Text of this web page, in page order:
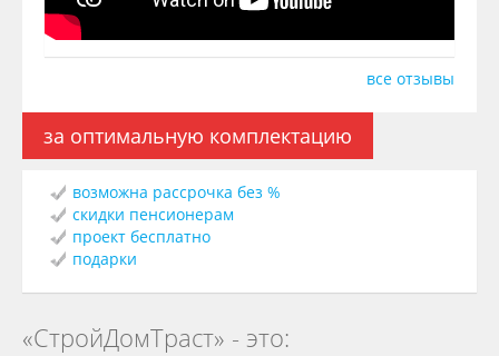
все отзывы
за оптимальную комплектацию
возможна рассрочка без %
скидки пенсионерам
проект бесплатно
подарки
«СтройДомТраст» - это: